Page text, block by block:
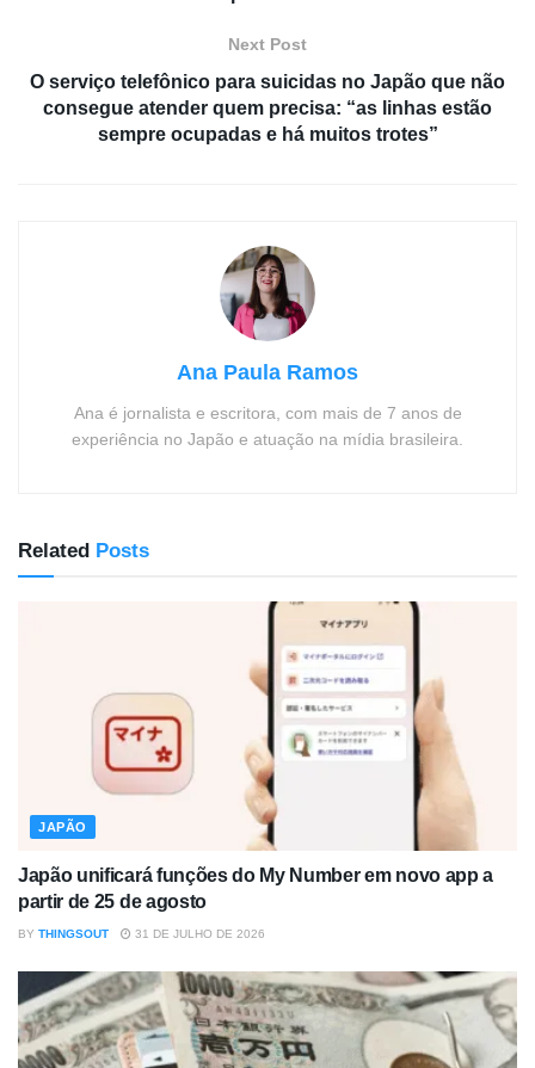
Next Post
O serviço telefônico para suicidas no Japão que não
consegue atender quem precisa: “as linhas estão
sempre ocupadas e há muitos trotes”
Ana Paula Ramos
Ana é jornalista e escritora, com mais de 7 anos de
experiência no Japão e atuação na mídia brasileira.
Related Posts
JAPÃO
Japão unificará funções do My Number em novo app a
partir de 25 de agosto
BY THINGSOUT 31 DE JULHO DE 2026